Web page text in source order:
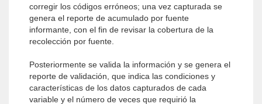
corregir los códigos erróneos; una vez capturada se
genera el reporte de acumulado por fuente
informante, con el fin de revisar la cobertura de la
recolección por fuente.
Posteriormente se valida la información y se genera el
reporte de validación, que indica las condiciones y
características de los datos capturados de cada
variable y el número de veces que requirió la